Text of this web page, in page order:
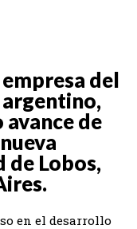
del
de
de Lobos,
en el desarrollo